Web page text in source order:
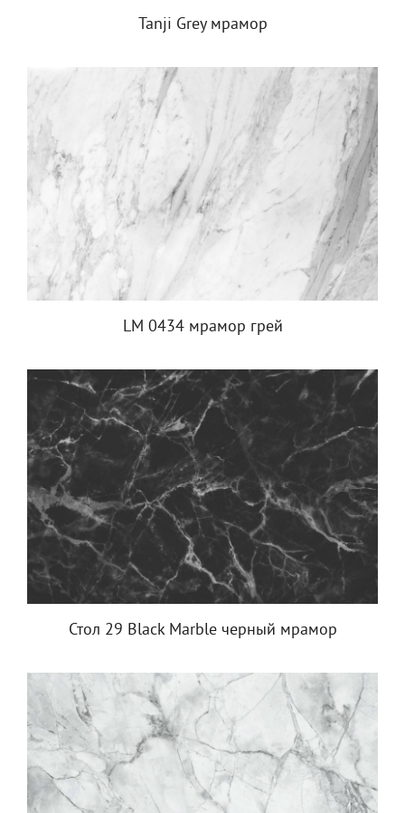
Tanji Grey мрамор
LM 0434 мрамор грей
Стол 29 Black Marble черный мрамор